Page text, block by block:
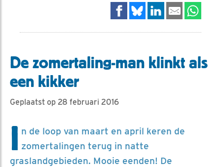
De zomertaling-man klinkt als
een kikker
Geplaatst op 28 februari 2016
I n de loop van maart en april keren de
zomertalingen terug in natte
graslandgebieden. Mooie eenden! De